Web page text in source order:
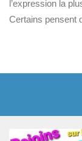
l’expression la
Certains pensent